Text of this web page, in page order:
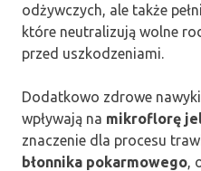
odżywczych, ale także
które neutralizują wolne
przed uszkodzeniami.
Dodatkowo zdrowe
wpływają na mikroflorę
znaczenie dla procesu
błonnika pokarmowego